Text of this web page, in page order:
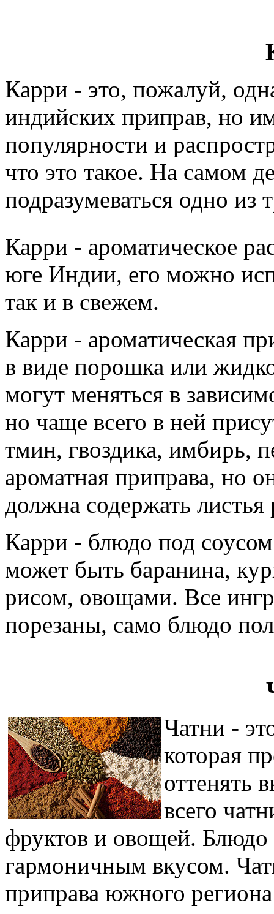
Карри - это, пожалуй,
индийских приправ, но
популярности и
что это такое. На самом
подразумеваться одно из
Карри - ароматическое
юге Индии, его можно
так и в свежем.
Карри - ароматическая
в виде порошка или
могут меняться в
но чаще всего в ней
тмин, гвоздика, имбирь,
ароматная приправа, но
должна содержать листья
Карри - блюдо под
может быть баранина,
рисом, овощами. Все
порезаны, само блюдо
Чатни -
которая
оттенять
всего
фруктов и овощей. Блюдо
гармоничным вкусом.
приправа южного